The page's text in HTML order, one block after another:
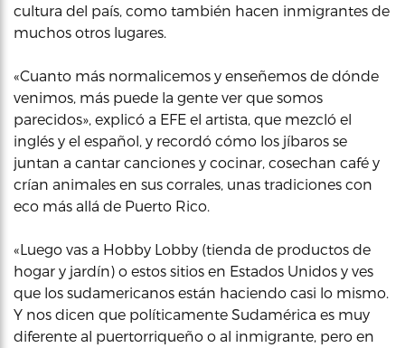
cultura del país, como también hacen inmigrantes de
muchos otros lugares.
«Cuanto más normalicemos y enseñemos de dónde
venimos, más puede la gente ver que somos
parecidos», explicó a EFE el artista, que mezcló el
inglés y el español, y recordó cómo los jíbaros se
juntan a cantar canciones y cocinar, cosechan café y
crían animales en sus corrales, unas tradiciones con
eco más allá de Puerto Rico.
«Luego vas a Hobby Lobby (tienda de productos de
hogar y jardín) o estos sitios en Estados Unidos y ves
que los sudamericanos están haciendo casi lo mismo.
Y nos dicen que políticamente Sudamérica es muy
diferente al puertorriqueño o al inmigrante, pero en